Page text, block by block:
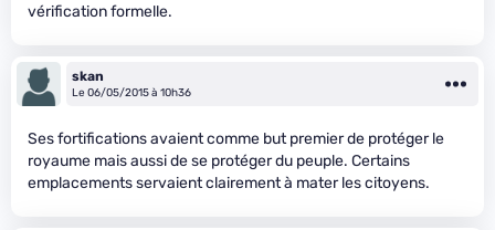
vérification formelle.
skan
Le 06/05/2015 à 10h36
Ses fortifications avaient comme but premier de protéger le
royaume mais aussi de se protéger du peuple. Certains
emplacements servaient clairement à mater les citoyens.